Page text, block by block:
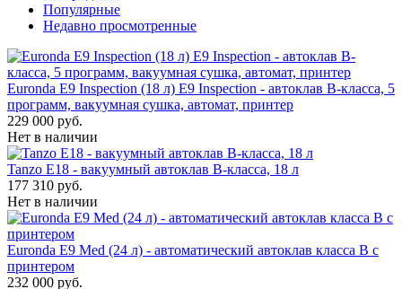
Популярные
Недавно просмотренные
Euronda E9 Inspection (18 л) E9 Inspection - автоклав B-класса, 5
программ, вакуумная сушка, автомат, принтер
229 000 руб.
Нет в наличии
Tanzo E18 - вакуумный автоклав B-класса, 18 л
177 310 руб.
Нет в наличии
Euronda E9 Med (24 л) - автоматический автоклав класса B с
принтером
232 000 руб.